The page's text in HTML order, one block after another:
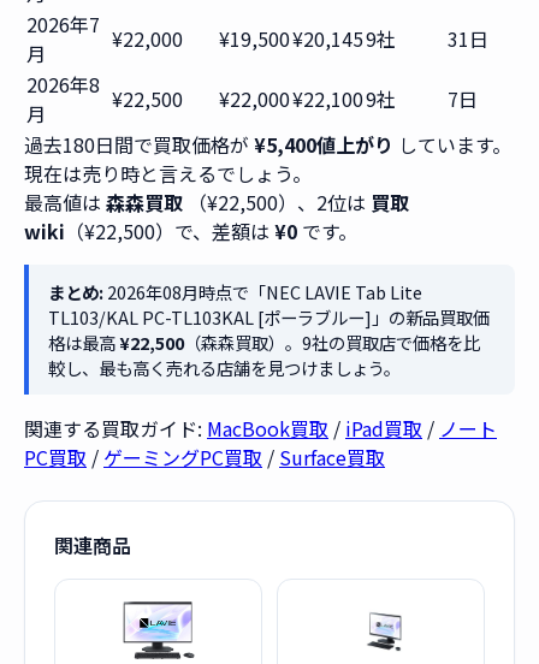
2026年7
月
¥22,000 ¥19,500¥20,1459社
31日
2026年8
月
¥22,500 ¥22,000¥22,1009社
7日
過去180日間で買取価格が ¥5,400値上がり しています。
現在は売り時と言えるでしょう。
最高値は 森森買取 （¥22,500）、2位は 買取
wiki （¥22,500）で、差額は ¥0 です。
まとめ:2026年08月時点で「NEC LAVIE Tab Lite
TL103/KAL PC-TL103KAL [ポーラブルー]」の新品買取価
格は最高¥22,500（森森買取）。9社の買取店で価格を比
較し、最も高く売れる店舗を見つけましょう。
関連する買取ガイド: MacBook買取 / iPad買取 / ノート
PC買取 / ゲーミングPC買取 / Surface買取
関連商品